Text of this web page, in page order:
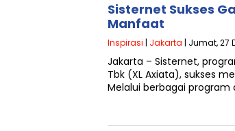
Sisternet Sukses
Manfaat
Inspirasi | Jakarta | Jumat, 27
Jakarta – Sisternet,
Tbk (XL Axiata), sukses
Melalui berbagai program